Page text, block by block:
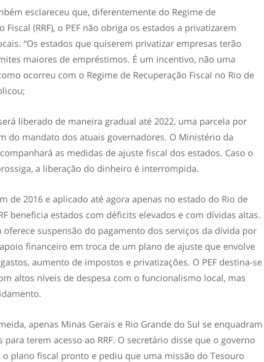
esclareceu que, diferentemente do Regime de
Fiscal (RRF), o PEF não obriga os estados a privatizarem
“Os estados que quiserem privatizar empresas terão
maiores de empréstimos. É um incentivo, não uma
ocorreu com o Regime de Recuperação Fiscal no Rio de
liberado de maneira gradual até 2022, uma parcela por
do mandato dos atuais governadores. O Ministério da
as medidas de ajuste fiscal dos estados. Caso o
a liberação do dinheiro é interrompida.
de 2016 e aplicado até agora apenas no estado do Rio de
beneficia estados com déficits elevados e com dívidas altas.
oferece suspensão do pagamento dos serviços da dívida por
financeiro em troca de um plano de ajuste que envolve
aumento de impostos e privatizações. O PEF destina-se
altos níveis de despesa com o funcionalismo local, mas
apenas Minas Gerais e Rio Grande do Sul se enquadram
para terem acesso ao RRF. O secretário disse que o governo
o plano fiscal pronto e pediu que uma missão do Tesouro